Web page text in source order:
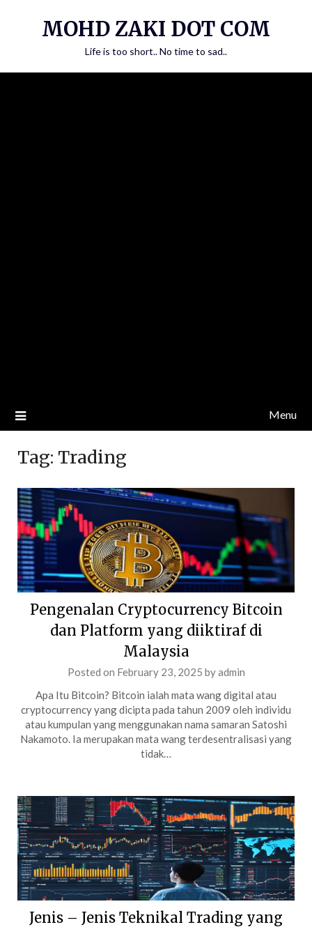
MOHD ZAKI DOT COM
Life is too short.. No time to sad..
Menu
Tag: Trading
Pengenalan Cryptocurrency Bitcoin
dan Platform yang diiktiraf di
Malaysia
Posted on February 23, 2025 byadmin
Apa Itu Bitcoin? Bitcoin ialah mata wang digital atau
cryptocurrency yang dicipta pada tahun 2009 oleh individu
atau kumpulan yang menggunakan nama samaran Satoshi
Nakamoto. Ia merupakan mata wang terdesentralisasi yang
tidak…
Jenis – Jenis Teknikal Trading yang